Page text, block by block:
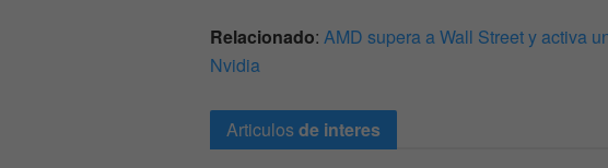
Relacionado: AMD supera a Wall Street y activa
Nvidia
Articulosde interes